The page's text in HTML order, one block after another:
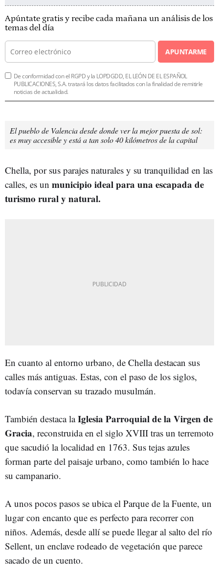
Apúntate gratis y recibe cada mañana un análisis de los
temas del día
APUNTARME
De conformidad con el RGPD y la LOPDGDD, EL LEÓN DE EL ESPAÑOL
PUBLICACIONES, S.A. tratará los datos facilitados con la finalidad de remitirle
noticias de actualidad.
El pueblo de Valencia desde donde ver la mejor puesta de sol:
es muy accesible y está a tan solo 40 kilómetros de la capital
Chella, por sus parajes naturales y su tranquilidad en las
calles, es un municipio ideal para una escapada de
turismo rural y natural.
En cuanto al entorno urbano, de Chella destacan sus
calles más antiguas. Estas, con el paso de los siglos,
todavía conservan su trazado musulmán.
También destaca laIglesia Parroquial de la Virgen de
Gracia, reconstruida en el siglo XVIII tras un terremoto
que sacudió la localidad en 1763. Sus tejas azules
forman parte del paisaje urbano, como también lo hace
su campanario.
A unos pocos pasos se ubica el Parque de la Fuente, un
lugar con encanto que es perfecto para recorrer con
niños. Además, desde allí se puede llegar al salto del río
Sellent, un enclave rodeado de vegetación que parece
sacado de un cuento.